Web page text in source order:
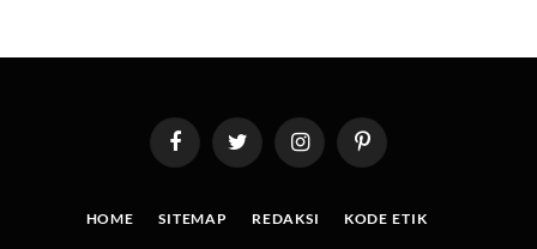
FacebookTwitter InstagramPinterest
HOME SITEMAP REDAKSI
KODE ETIK